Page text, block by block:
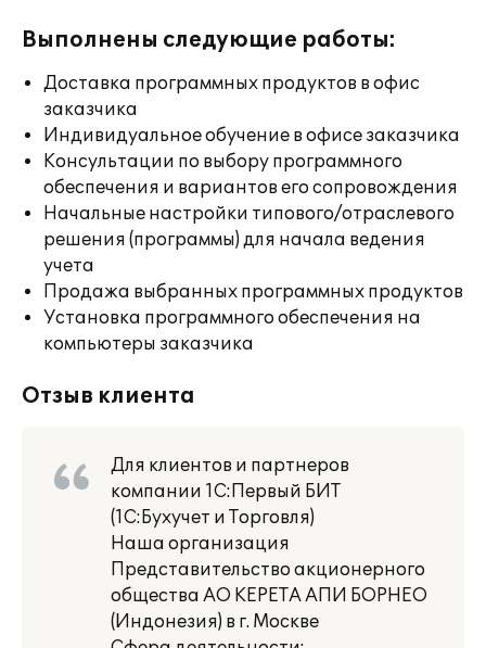
Выполнены следующие работы:
Доставка программных продуктов в офис
заказчика
Индивидуальное обучение в офисе заказчика
Консультации по выбору программного
обеспечения и вариантов его сопровождения
Начальные настройки типового/отраслевого
решения (программы) для начала ведения
учета
Продажа выбранных программных продуктов
Установка программного обеспечения на
компьютеры заказчика
Отзыв клиента
Для клиентов и партнеров
компании 1С:Первый БИТ
(1С:Бухучет и Торговля)
Наша организация
Представительство акционерного
общества АО КЕРЕТА АПИ БОРНЕО
(Индонезия) в г. Москве